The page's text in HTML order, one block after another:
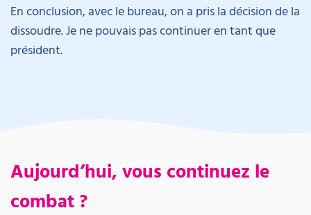
En conclusion, avec le bureau, on a pris la décision de la
dissoudre. Je ne pouvais pas continuer en tant que
président.
Aujourd’hui, vous continuez le
combat ?